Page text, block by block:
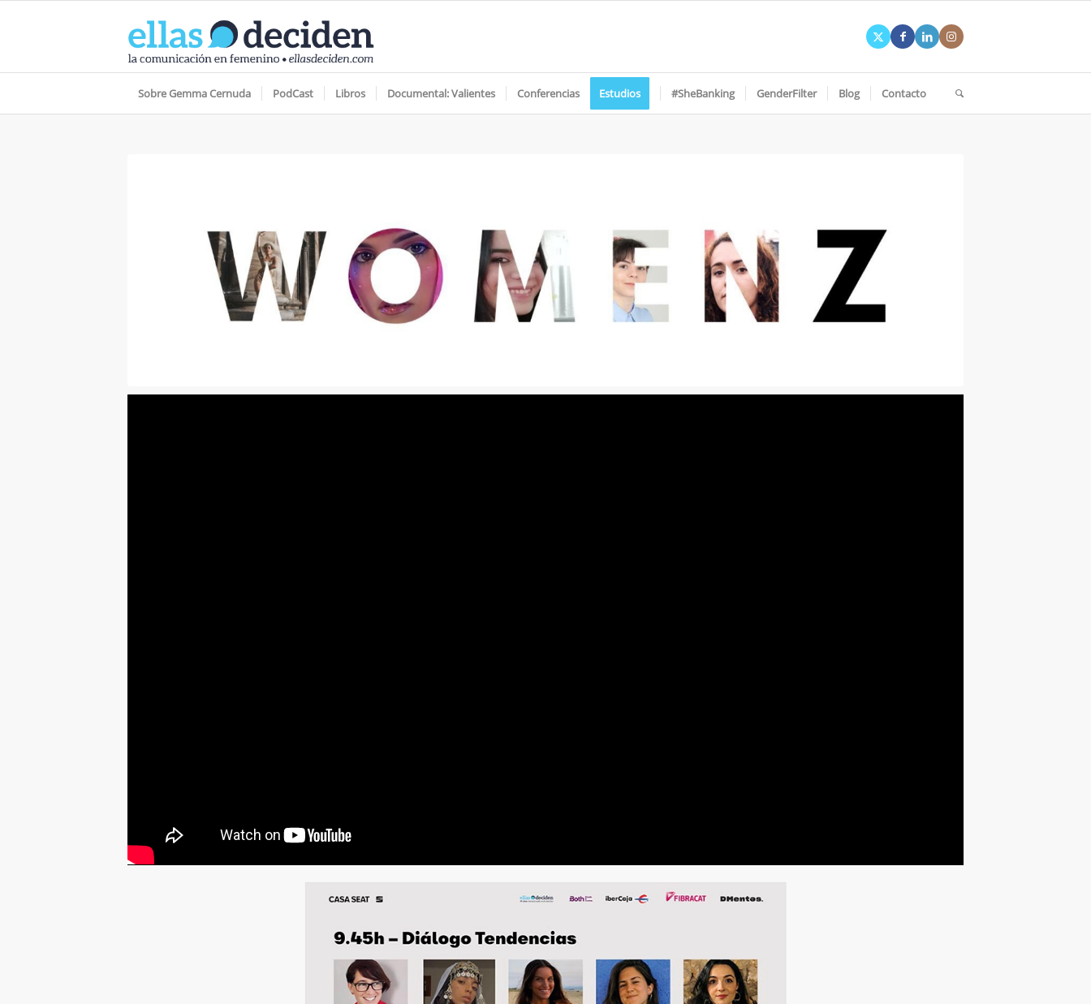
Sobre Gemma Cernuda PodCast Libros Documental: Valientes Conferencias Estudios #SheBanking GenderFilter Blog Contacto